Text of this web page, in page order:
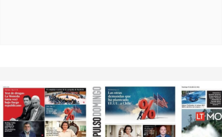
Opens in new window Opens in